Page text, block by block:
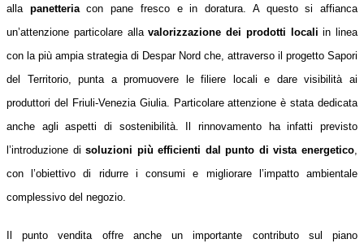
alla panetteriacon pane fresco e in doratura. A questo si affianca
un’attenzione particolare allavalorizzazione dei prodotti locali in linea
con la più ampia strategia di Despar Nord che, attraverso il progetto Sapori
del Territorio, punta a promuovere le filiere locali e dare visibilità ai
produttori del Friuli-Venezia Giulia. Particolare attenzione è stata dedicata
anche agli aspetti di sostenibilità. Il rinnovamento ha infatti previsto
l’introduzione disoluzioni più efficienti dal punto di vista energetico
con l’obiettivo di ridurre i consumi e migliorare l’impatto ambientale
complessivo del negozio.
Il punto vendita offre anche un importante contributo sul piano